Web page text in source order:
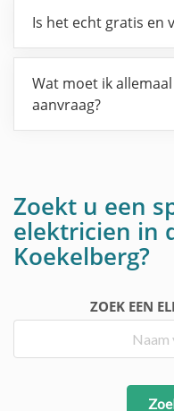
Is het echt gratis en
Wat moet ik
aanvraag?
Zoekt u een
elektricien in
Koekelberg?
ZOEK EEN